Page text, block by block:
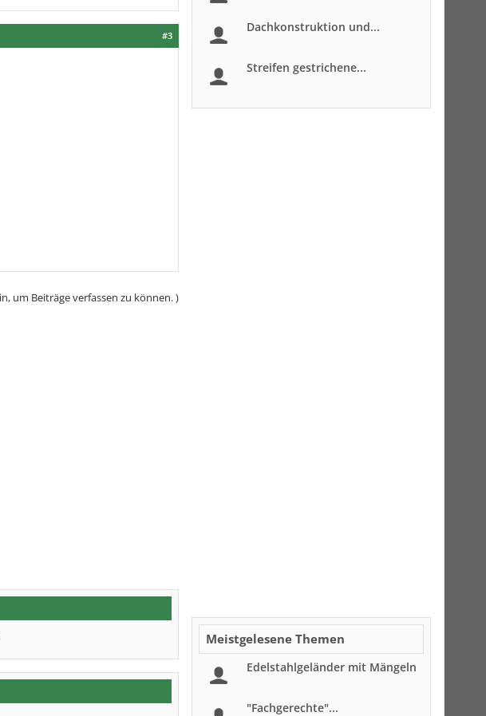
#3
um Beiträge verfassen zu können. )
Dachkonstruktion und...
Streifen gestrichene...
Meistgelesene Themen
Edelstahlgeländer mit Mängeln
"Fachgerechte"...